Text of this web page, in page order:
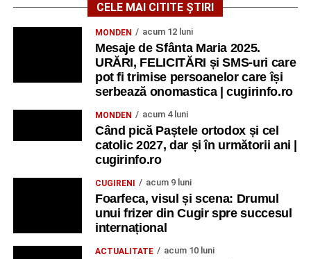
CELE MAI CITITE ȘTIRI
MONDEN acum 12 luni
Mesaje de Sfânta Maria 2025.
URĂRI, FELICITĂRI și SMS-uri care
pot fi trimise persoanelor care își
serbează onomastica | cugirinfo.ro
MONDEN acum 4 luni
Când pică Paștele ortodox și cel
catolic 2027, dar și în următorii ani |
cugirinfo.ro
CUGIRENI acum 9 luni
Foarfeca, visul și scena: Drumul
unui frizer din Cugir spre succesul
internațional
ACTUALITATE acum 10 luni